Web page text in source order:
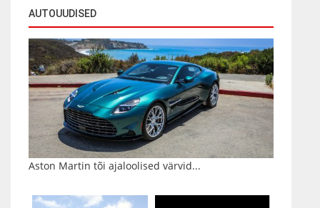
AUTOUUDISED
Aston Martin tõi ajaloolised värvid...